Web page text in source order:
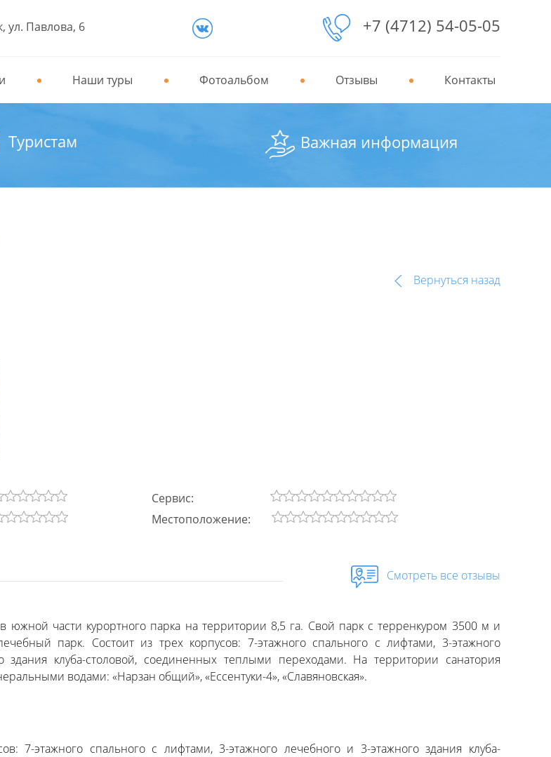
ул. Павлова, 6 +7 (4712) 54-05-05
Наши туры Фотоальбом Отзывы Контакты
Туристам Важная информация
Вернуться назад
Сервис:
Местоположение:
Смотреть все отзывы
южной части курортного парка на территории 8,5 га. Свой парк с терренкуром 3500 м и
парк. Состоит из трех корпусов: 7-этажного спального с лифтами, 3-этажного
здания клуба-столовой, соединенных теплыми переходами. На территории санатория
водами: «Нарзан общий», «Ессентуки-4», «Славяновская».
7-этажного спального с лифтами, 3-этажного лечебного и 3-этажного здания клуба-